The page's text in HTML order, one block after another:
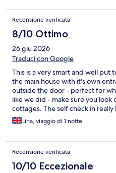
Recensione verificata
8/10 Ottimo
26 giu 2026
Traduci con Google
This is a very smart and well
the main house with it's own
outside the door - perfect for
like we did - make sure you
cottages. The self check in
our car meant we were unlikely
and the staff were very quick to
would love to give it 5* based
the worse night's sleep I have
very deep and very firm, my
Lina, viaggio di 1 notte
Recensione verificata
10/10 Eccezionale